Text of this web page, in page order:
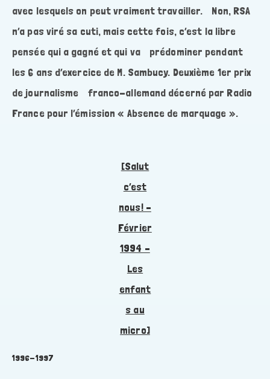
avec lesquels on peut vraiment travailler. Non, RSA
n’a pas viré sa cuti, mais cette fois, c’est la libre
pensée qui a gagné et qui va prédominer pendant
les 6 ans d’exercice de M. Sambucy. Deuxième 1er prix
de journalisme franco-allemand décerné par Radio
France pour l’émission « Absence de marquage ».
[Salut
c’est
nous! –
Février
1994 –
Les
enfant
s au
micro]
1996-1997